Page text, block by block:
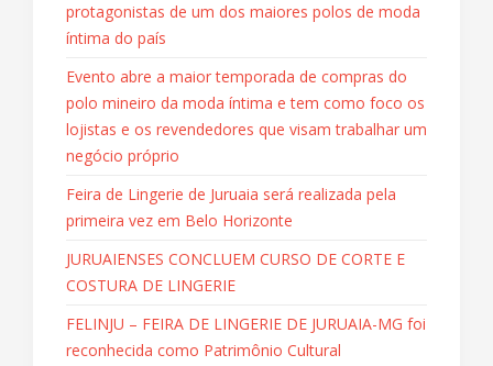
protagonistas de um dos maiores polos de moda
íntima do país
Evento abre a maior temporada de compras do
polo mineiro da moda íntima e tem como foco os
lojistas e os revendedores que visam trabalhar um
negócio próprio
Feira de Lingerie de Juruaia será realizada pela
primeira vez em Belo Horizonte
JURUAIENSES CONCLUEM CURSO DE CORTE E
COSTURA DE LINGERIE
FELINJU – FEIRA DE LINGERIE DE JURUAIA-MG foi
reconhecida como Patrimônio Cultural